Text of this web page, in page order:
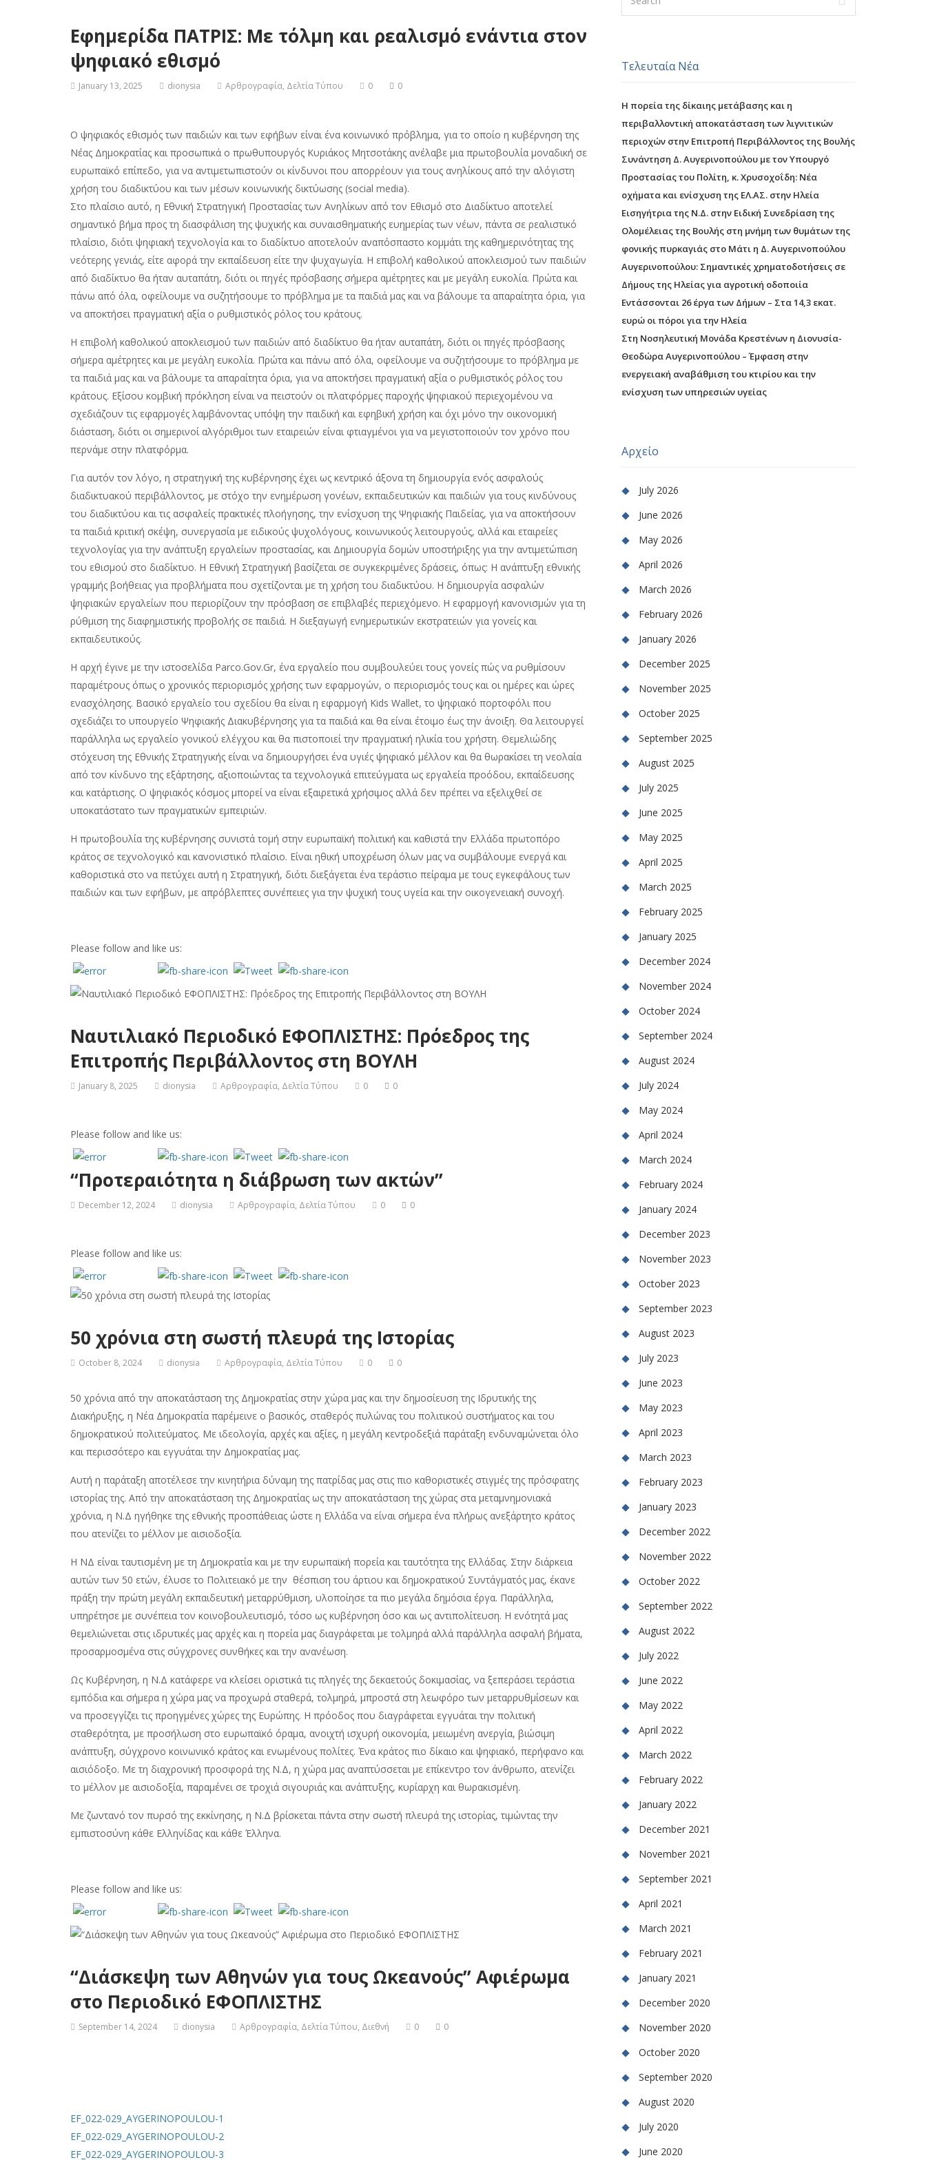
Εφημερίδα ΠΑΤΡΙΣ: Με τόλμη και ρεαλισμό ενάντια στον
ψηφιακό εθισμό
January 13, 2025 dionysia Αρθρογραφία, Δελτία Τύπου 0 0
Ο ψηφιακός εθισμός των παιδιών και των εφήβων είναι ένα κοινωνικό πρόβλημα, για το οποίο η κυβέρνηση της
Νέας Δημοκρατίας και προσωπικά ο πρωθυπουργός Κυριάκος Μητσοτάκης ανέλαβε μια πρωτοβουλία μοναδική σε
ευρωπαϊκό επίπεδο, για να αντιμετωπιστούν οι κίνδυνοι που απορρέουν για τους ανηλίκους από την αλόγιστη
χρήση του διαδικτύου και των μέσων κοινωνικής δικτύωσης (social media).
Στο πλαίσιο αυτό, η Εθνική Στρατηγική Προστασίας των Ανηλίκων από τον Εθισμό στο Διαδίκτυο αποτελεί
σημαντικό βήμα προς τη διασφάλιση της ψυχικής και συναισθηματικής ευημερίας των νέων, πάντα σε ρεαλιστικό
πλαίσιο, διότι ψηφιακή τεχνολογία και το διαδίκτυο αποτελούν αναπόσπαστο κομμάτι της καθημερινότητας της
νεότερης γενιάς, είτε αφορά την εκπαίδευση είτε την ψυχαγωγία. Η επιβολή καθολικού αποκλεισμού των παιδιών
από διαδίκτυο θα ήταν αυταπάτη, διότι οι πηγές πρόσβασης σήμερα αμέτρητες και με μεγάλη ευκολία. Πρώτα και
πάνω από όλα, οφείλουμε να συζητήσουμε το πρόβλημα με τα παιδιά μας και να βάλουμε τα απαραίτητα όρια, για
να αποκτήσει πραγματική αξία ο ρυθμιστικός ρόλος του κράτους.
Η επιβολή καθολικού αποκλεισμού των παιδιών από διαδίκτυο θα ήταν αυταπάτη, διότι οι πηγές πρόσβασης
σήμερα αμέτρητες και με μεγάλη ευκολία. Πρώτα και πάνω από όλα, οφείλουμε να συζητήσουμε το πρόβλημα με
τα παιδιά μας και να βάλουμε τα απαραίτητα όρια, για να αποκτήσει πραγματική αξία ο ρυθμιστικός ρόλος του
κράτους. Εξίσου κομβική πρόκληση είναι να πειστούν οι πλατφόρμες παροχής ψηφιακού περιεχομένου να
σχεδιάζουν τις εφαρμογές λαμβάνοντας υπόψη την παιδική και εφηβική χρήση και όχι μόνο την οικονομική
διάσταση, διότι οι σημερινοί αλγόριθμοι των εταιρειών είναι φτιαγμένοι για να μεγιστοποιούν τον χρόνο που
περνάμε στην πλατφόρμα.
Για αυτόν τον λόγο, η στρατηγική της κυβέρνησης έχει ως κεντρικό άξονα τη δημιουργία ενός ασφαλούς
διαδικτυακού περιβάλλοντος, με στόχο την ενημέρωση γονέων, εκπαιδευτικών και παιδιών για τους κινδύνους
του διαδικτύου και τις ασφαλείς πρακτικές πλοήγησης, την ενίσχυση της Ψηφιακής Παιδείας, για να αποκτήσουν
τα παιδιά κριτική σκέψη, συνεργασία με ειδικούς ψυχολόγους, κοινωνικούς λειτουργούς, αλλά και εταιρείες
τεχνολογίας για την ανάπτυξη εργαλείων προστασίας, και Δημιουργία δομών υποστήριξης για την αντιμετώπιση
του εθισμού στο διαδίκτυο. Η Εθνική Στρατηγική βασίζεται σε συγκεκριμένες δράσεις, όπως: Η ανάπτυξη εθνικής
γραμμής βοήθειας για προβλήματα που σχετίζονται με τη χρήση του διαδικτύου. Η δημιουργία ασφαλών
ψηφιακών εργαλείων που περιορίζουν την πρόσβαση σε επιβλαβές περιεχόμενο. Η εφαρμογή κανονισμών για τη
ρύθμιση της διαφημιστικής προβολής σε παιδιά. Η διεξαγωγή ενημερωτικών εκστρατειών για γονείς και
εκπαιδευτικούς.
Η αρχή έγινε με την ιστοσελίδα Parco.Gov.Gr, ένα εργαλείο που συμβουλεύει τους γονείς πώς να ρυθμίσουν
παραμέτρους όπως ο χρονικός περιορισμός χρήσης των εφαρμογών, ο περιορισμός τους και οι ημέρες και ώρες
ενασχόλησης. Βασικό εργαλείο του σχεδίου θα είναι η εφαρμογή Kids Wallet, το ψηφιακό πορτοφόλι που
σχεδιάζει το υπουργείο Ψηφιακής Διακυβέρνησης για τα παιδιά και θα είναι έτοιμο έως την άνοιξη. Θα λειτουργεί
παράλληλα ως εργαλείο γονικού ελέγχου και θα πιστοποιεί την πραγματική ηλικία του χρήστη. Θεμελιώδης
στόχευση της Εθνικής Στρατηγικής είναι να δημιουργήσει ένα υγιές ψηφιακό μέλλον και θα θωρακίσει τη νεολαία
από τον κίνδυνο της εξάρτησης, αξιοποιώντας τα τεχνολογικά επιτεύγματα ως εργαλεία προόδου, εκπαίδευσης
και κατάρτισης. Ο ψηφιακός κόσμος μπορεί να είναι εξαιρετικά χρήσιμος αλλά δεν πρέπει να εξελιχθεί σε
υποκατάστατο των πραγματικών εμπειριών.
Η πρωτοβουλία της κυβέρνησης συνιστά τομή στην ευρωπαϊκή πολιτική και καθιστά την Ελλάδα πρωτοπόρο
κράτος σε τεχνολογικό και κανονιστικό πλαίσιο. Είναι ηθική υποχρέωση όλων μας να συμβάλουμε ενεργά και
καθοριστικά στο να πετύχει αυτή η Στρατηγική, διότι διεξάγεται ένα τεράστιο πείραμα με τους εγκεφάλους των
παιδιών και των εφήβων, με απρόβλεπτες συνέπειες για την ψυχική τους υγεία και την οικογενειακή συνοχή.
Please follow and like us:
Ναυτιλιακό Περιοδικό ΕΦΟΠΛΙΣΤΗΣ: Πρόεδρος της
Επιτροπής Περιβάλλοντος στη ΒΟΥΛΗ
January 8, 2025 dionysia Αρθρογραφία, Δελτία Τύπου 0 0
Please follow and like us:
“Προτεραιότητα η διάβρωση των ακτών”
December 12, 2024 dionysia Αρθρογραφία, Δελτία Τύπου 0 0
Please follow and like us:
50 χρόνια στη σωστή πλευρά της Ιστορίας
October 8, 2024 dionysia Αρθρογραφία, Δελτία Τύπου 0 0
50 χρόνια από την αποκατάσταση της Δημοκρατίας στην χώρα μας και την δημοσίευση της Ιδρυτικής της
Διακήρυξης, η Νέα Δημοκρατία παρέμεινε ο βασικός, σταθερός πυλώνας του πολιτικού συστήματος και του
δημοκρατικού πολιτεύματος. Με ιδεολογία, αρχές και αξίες, η μεγάλη κεντροδεξιά παράταξη ενδυναμώνεται όλο
και περισσότερο και εγγυάται την Δημοκρατίας μας.
Αυτή η παράταξη αποτέλεσε την κινητήρια δύναμη της πατρίδας μας στις πιο καθοριστικές στιγμές της πρόσφατης
ιστορίας της. Από την αποκατάσταση της Δημοκρατίας ως την αποκατάσταση της χώρας στα μεταμνημονιακά
χρόνια, η Ν.Δ ηγήθηκε της εθνικής προσπάθειας ώστε η Ελλάδα να είναι σήμερα ένα πλήρως ανεξάρτητο κράτος
που ατενίζει το μέλλον με αισιοδοξία.
Η ΝΔ είναι ταυτισμένη με τη Δημοκρατία και με την ευρωπαϊκή πορεία και ταυτότητα της Ελλάδας. Στην διάρκεια
αυτών των 50 ετών, έλυσε το Πολιτειακό με την θέσπιση του άρτιου και δημοκρατικού Συντάγματός μας, έκανε
πράξη την πρώτη μεγάλη εκπαιδευτική μεταρρύθμιση, υλοποίησε τα πιο μεγάλα δημόσια έργα. Παράλληλα,
υπηρέτησε με συνέπεια τον κοινοβουλευτισμό, τόσο ως κυβέρνηση όσο και ως αντιπολίτευση. Η ενότητά μας
θεμελιώνεται στις ιδρυτικές μας αρχές και η πορεία μας διαγράφεται με τολμηρά αλλά παράλληλα ασφαλή βήματα,
προσαρμοσμένα στις σύγχρονες συνθήκες και την ανανέωση.
Ως Κυβέρνηση, η Ν.Δ κατάφερε να κλείσει οριστικά τις πληγές της δεκαετούς δοκιμασίας, να ξεπεράσει τεράστια
εμπόδια και σήμερα η χώρα μας να προχωρά σταθερά, τολμηρά, μπροστά στη λεωφόρο των μεταρρυθμίσεων και
να προσεγγίζει τις προηγμένες χώρες της Ευρώπης. Η πρόοδος που διαγράφεται εγγυάται την πολιτική
σταθερότητα, με προσήλωση στο ευρωπαϊκό όραμα, ανοιχτή ισχυρή οικονομία, μειωμένη ανεργία, βιώσιμη
ανάπτυξη, σύγχρονο κοινωνικό κράτος και ενωμένους πολίτες. Ένα κράτος πιο δίκαιο και ψηφιακό, περήφανο και
αισιόδοξο. Με τη διαχρονική προσφορά της Ν.Δ, η χώρα μας αναπτύσσεται με επίκεντρο τον άνθρωπο, ατενίζει
το μέλλον με αισιοδοξία, παραμένει σε τροχιά σιγουριάς και ανάπτυξης, κυρίαρχη και θωρακισμένη.
Με ζωντανό τον πυρσό της εκκίνησης, η Ν.Δ βρίσκεται πάντα στην σωστή πλευρά της ιστορίας, τιμώντας την
εμπιστοσύνη κάθε Ελληνίδας και κάθε Έλληνα.
Please follow and like us:
“Διάσκεψη των Αθηνών για τους Ωκεανούς” Αφιέρωμα
στο Περιοδικό ΕΦΟΠΛΙΣΤΗΣ
September 14, 2024 dionysia Αρθρογραφία, Δελτία Τύπου, Διεθνή 0 0
EF_022-029_AYGERINOPOULOU-1
EF_022-029_AYGERINOPOULOU-2
EF_022-029_AYGERINOPOULOU-3
Τελευταία Νέα
Η πορεία της δίκαιης μετάβασης και η
περιβαλλοντική αποκατάσταση των λιγνιτικών
περιοχών στην Επιτροπή Περιβάλλοντος της Βουλής
Συνάντηση Δ. Αυγερινοπούλου με τον Υπουργό
Προστασίας του Πολίτη, κ. Χρυσοχοΐδη: Νέα
οχήματα και ενίσχυση της ΕΛ.ΑΣ. στην Ηλεία
Εισηγήτρια της Ν.Δ. στην Ειδική Συνεδρίαση της
Ολομέλειας της Βουλής στη μνήμη των θυμάτων της
φονικής πυρκαγιάς στο Μάτι η Δ. Αυγερινοπούλου
Αυγερινοπούλου: Σημαντικές χρηματοδοτήσεις σε
Δήμους της Ηλείας για αγροτική οδοποιία
Εντάσσονται 26 έργα των Δήμων – Στα 14,3 εκατ.
ευρώ οι πόροι για την Ηλεία
Στη Νοσηλευτική Μονάδα Κρεστένων η Διονυσία-
Θεοδώρα Αυγερινοπούλου – Έμφαση στην
ενεργειακή αναβάθμιση του κτιρίου και την
ενίσχυση των υπηρεσιών υγείας
Αρχείο
July 2026
June 2026
May 2026
April 2026
March 2026
February 2026
January 2026
December 2025
November 2025
October 2025
September 2025
August 2025
July 2025
June 2025
May 2025
April 2025
March 2025
February 2025
January 2025
December 2024
November 2024
October 2024
September 2024
August 2024
July 2024
May 2024
April 2024
March 2024
February 2024
January 2024
December 2023
November 2023
October 2023
September 2023
August 2023
July 2023
June 2023
May 2023
April 2023
March 2023
February 2023
January 2023
December 2022
November 2022
October 2022
September 2022
August 2022
July 2022
June 2022
May 2022
April 2022
March 2022
February 2022
January 2022
December 2021
November 2021
September 2021
April 2021
March 2021
February 2021
January 2021
December 2020
November 2020
October 2020
September 2020
August 2020
July 2020
June 2020